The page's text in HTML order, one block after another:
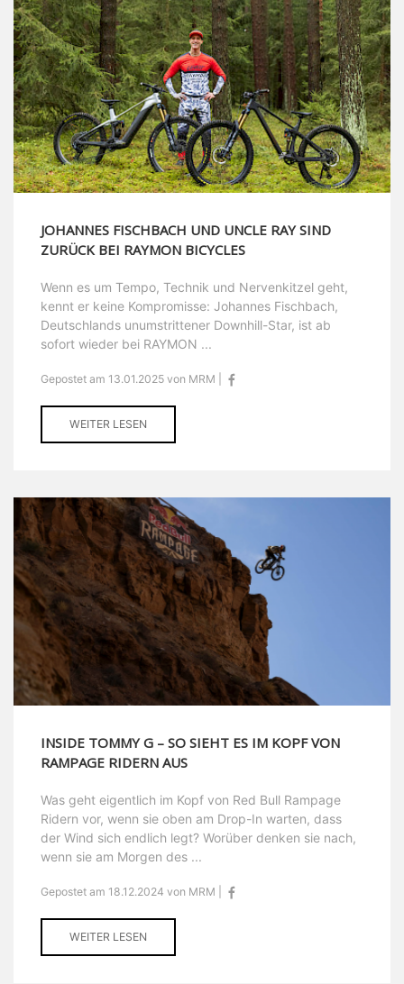
JOHANNES FISCHBACH UND UNCLE RAY SIND
ZURÜCK BEI RAYMON BICYCLES
Wenn es um Tempo, Technik und Nervenkitzel geht,
kennt er keine Kompromisse: Johannes Fischbach,
Deutschlands unumstrittener Downhill-Star, ist ab
sofort wieder bei RAYMON ...
Gepostet am 13.01.2025 von MRM |
WEITER LESEN
INSIDE TOMMY G – SO SIEHT ES IM KOPF VON
RAMPAGE RIDERN AUS
Was geht eigentlich im Kopf von Red Bull Rampage
Ridern vor, wenn sie oben am Drop-In warten, dass
der Wind sich endlich legt? Worüber denken sie nach,
wenn sie am Morgen des ...
Gepostet am 18.12.2024 von MRM |
WEITER LESEN